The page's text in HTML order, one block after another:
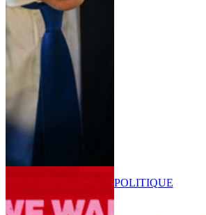
POLITIQUE